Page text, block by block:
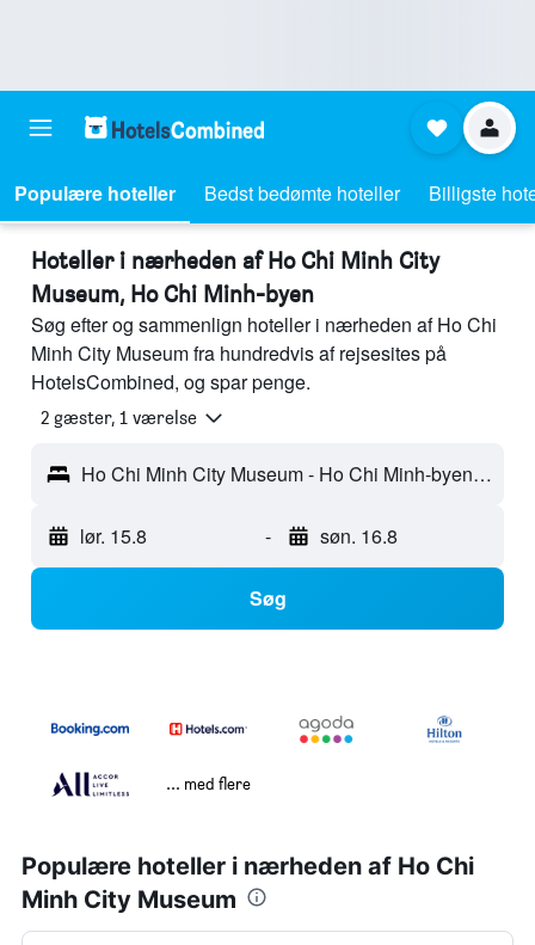
Populære hoteller Bedst bedømte hoteller Billigste
Hoteller i nærheden af Ho Chi Minh City
Museum, Ho Chi Minh-byen
Søg efter og sammenlign hoteller i nærheden af Ho Chi
Minh City Museum fra hundredvis af rejsesites på
HotelsCombined, og spar penge.
2 gæster, 1 værelse
Ho Chi Minh City Museum - Ho Chi Minh-byen, Vietnam
lør. 15.8 - søn. 16.8
Søg
... med flere
Populære hoteller i nærheden af Ho Chi
Minh City Museum